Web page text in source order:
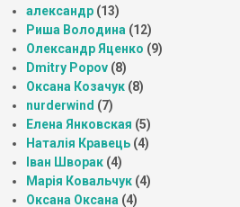
александр (13)
Риша Володина (12)
Олександр Яценко (9)
Dmitry Popov (8)
Оксана Козачук (8)
nurderwind (7)
Елена Янковская (5)
Наталія Кравець (4)
Іван Шворак (4)
Марія Ковальчук (4)
Оксана Оксана (4)